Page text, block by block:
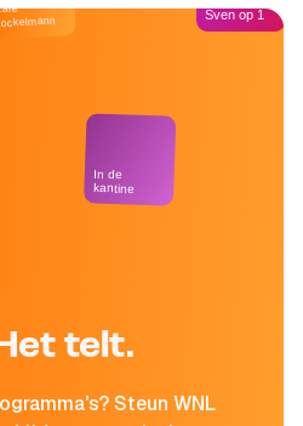
telt.
Steun WNL
In de
kantine
Sven op 1